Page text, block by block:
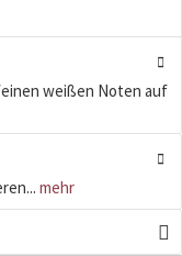
weißen Noten auf
mehr